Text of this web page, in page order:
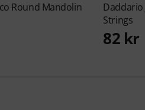
Round Mandolin
Daddario
Strings
82 kr